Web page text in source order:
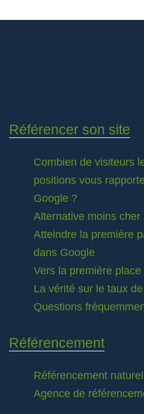
Référencer son site
Combien de visiteurs
positions vous
Google ?
Alternative moins cher
Atteindre la première
dans Google
Vers la première
La vérité sur le taux
Questions
Référencement
Référencement naturel
Agence de